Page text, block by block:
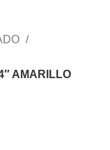
AMARILLO